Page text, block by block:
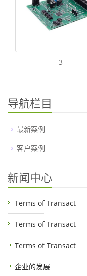
3
导航栏目
最新案例
客户案例
新闻中心
Terms of Transact
Terms of Transact
Terms of Transact
企业的发展